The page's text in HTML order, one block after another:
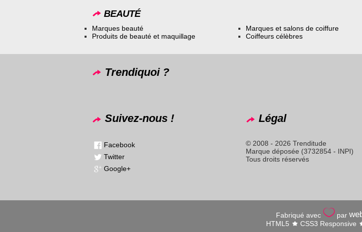
BEAUTÉ
Marques beauté
Produits de beauté et maquillage
Marques et salons de coiffure
Coiffeurs célèbres
Trendiquoi ?
Suivez-nous !
Facebook
Twitter
Google+
Légal
© 2008 - 2026 Trenditude
Marque déposée (3732854 - INPI)
Tous droits réservés
Fabriqué avec par
HTML5 CSS3 Responsive